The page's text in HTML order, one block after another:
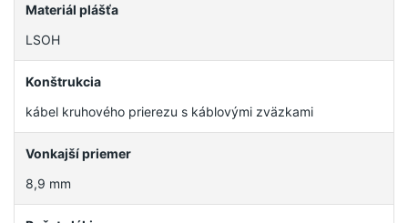
Materiál plášťa
LSOH
Konštrukcia
kábel kruhového prierezu s káblovými zväzkami
Vonkajší priemer
8,9 mm